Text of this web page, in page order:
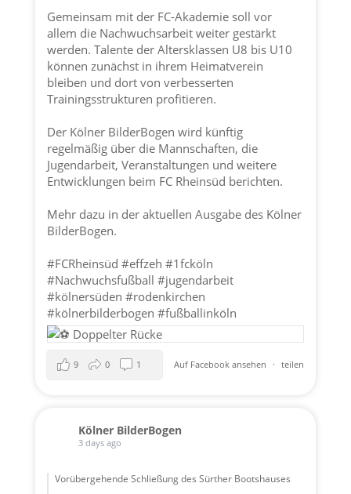
Gemeinsam mit der FC-Akademie soll vor
allem die Nachwuchsarbeit weiter gestärkt
werden. Talente der Altersklassen U8 bis U10
können zunächst in ihrem Heimatverein
bleiben und dort von verbesserten
Trainingsstrukturen profitieren.
Der Kölner BilderBogen wird künftig
regelmäßig über die Mannschaften, die
Jugendarbeit, Veranstaltungen und weitere
Entwicklungen beim FC Rheinsüd berichten.
Mehr dazu in der aktuellen Ausgabe des Kölner
BilderBogen.
#FCRheinsüd #effzeh #1fcköln
#Nachwuchsfußball #jugendarbeit
#kölnersüden #rodenkirchen
#kölnerbilderbogen #fußballinköln
Auf Facebook ansehen · teilen
9 0 1
Kölner BilderBogen
3 days ago
Vorübergehende Schließung des Sürther Bootshauses